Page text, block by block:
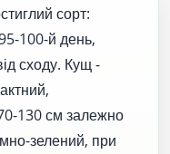
сорт:
100-й день,
сходу. Кущ -
130 см залежно
зелений, при